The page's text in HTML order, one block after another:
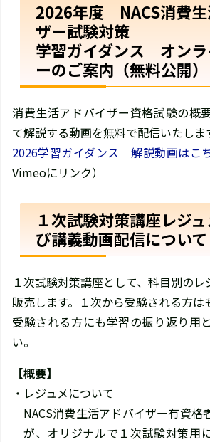
2026年度 NACS消費生
ザー試験対策
学習ガイダンス オンラ
ーのご案内（無料公開）
消費生活アドバイザー資格試験の概
て解説する動画を無料で配信いたしま
2026学習ガイダンス 解説動画はこ
Vimeoにリンク）
１次試験対策講座レジ
び講義動画配信について
１次試験対策講座として、科目別の
販売します。１次から受験される方は
受験される方にも学習の振り返り用
い。
【概要】
・レジュメについて
NACS消費生活アドバイザー有資格
が、オリジナルで１次試験対策用